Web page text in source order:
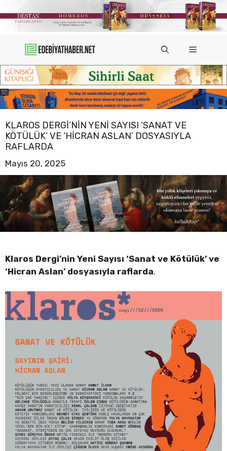
atla
Menü
KLAROS DERGI’NIN YENI SAYISI ‘SANAT VE
KÖTÜLÜK’ VE ‘HICRAN ASLAN’ DOSYASIYLA
RAFLARDA
Mayıs 20, 2025
Klaros Dergi’nin Yeni Sayısı ‘Sanat ve Kötülük’ ve
‘Hicran Aslan’ dosyasıyla raflarda.